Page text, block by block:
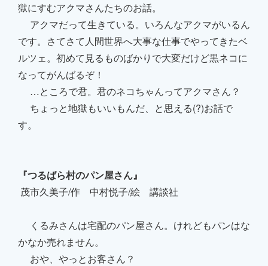
獄にすむアクマさんたちのお話。
アクマだって生きている。いろんなアクマがいるん
です。さてさて人間世界へ大事な仕事でやってきたベ
ルツェ。初めて見るものばかりで大変だけど黒ネコに
なってがんばるぞ！
…ところで君。君のネコちゃんってアクマさん？
ちょっと地獄もいいもんだ、と思える(?)お話で
す。
『つるばら村のパン屋さん』
茂市久美子/作 中村悦子/絵 講談社
くるみさんは宅配のパン屋さん。けれどもパンはな
かなか売れません。
おや、やっとお客さん？